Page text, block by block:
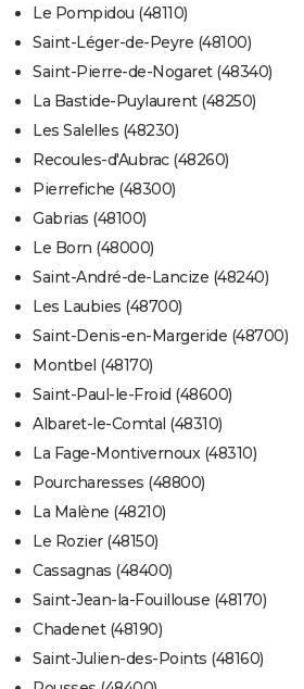
Le Pompidou (48110)
Saint-Léger-de-Peyre (48100)
Saint-Pierre-de-Nogaret (48340)
La Bastide-Puylaurent (48250)
Les Salelles (48230)
Recoules-d'Aubrac (48260)
Pierrefiche (48300)
Gabrias (48100)
Le Born (48000)
Saint-André-de-Lancize (48240)
Les Laubies (48700)
Saint-Denis-en-Margeride (48700)
Montbel (48170)
Saint-Paul-le-Froid (48600)
Albaret-le-Comtal (48310)
La Fage-Montivernoux (48310)
Pourcharesses (48800)
La Malène (48210)
Le Rozier (48150)
Cassagnas (48400)
Saint-Jean-la-Fouillouse (48170)
Chadenet (48190)
Saint-Julien-des-Points (48160)